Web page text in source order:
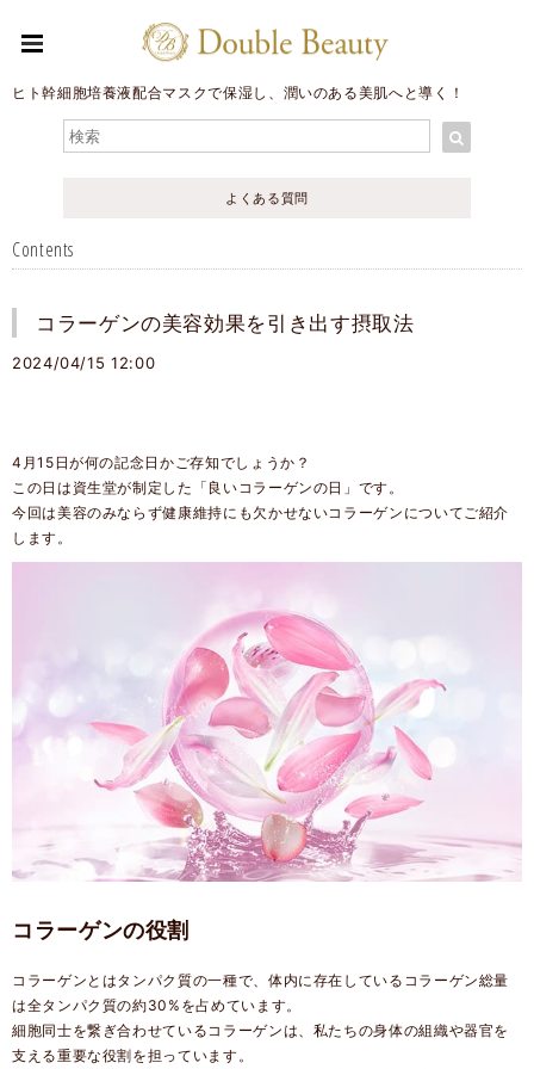
ヒト幹細胞培養液配合マスクで保湿し、潤いのある美肌へと導く！
よくある質問
Contents
コラーゲンの美容効果を引き出す摂取法
2024/04/15 12:00
4月15日が何の記念日かご存知でしょうか？
この日は資生堂が制定した「良いコラーゲンの日」です。
今回は美容のみならず健康維持にも欠かせないコラーゲンについてご紹介
します。
コラーゲンの役割
コラーゲンとはタンパク質の一種で、体内に存在しているコラーゲン総量
は全タンパク質の約30%を占めています。
細胞同士を繋ぎ合わせているコラーゲンは、私たちの身体の組織や器官を
支える重要な役割を担っています。